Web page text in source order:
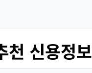
천 신용정